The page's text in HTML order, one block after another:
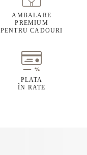
AMBALARE
PREMIUM
PENTRU CADOURI
PLATA
ÎN RATE